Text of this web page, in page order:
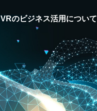
VRのビジネス活用について